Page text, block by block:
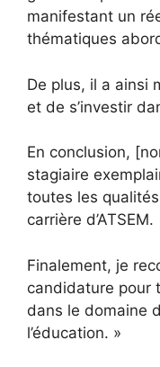
manifestant un
thématiques
De plus, il a ainsi
et de s’investir
En conclusion,
stagiaire
toutes les
carrière d’ATSEM.
Finalement, je
candidature pour
dans le domaine
l’éducation. »